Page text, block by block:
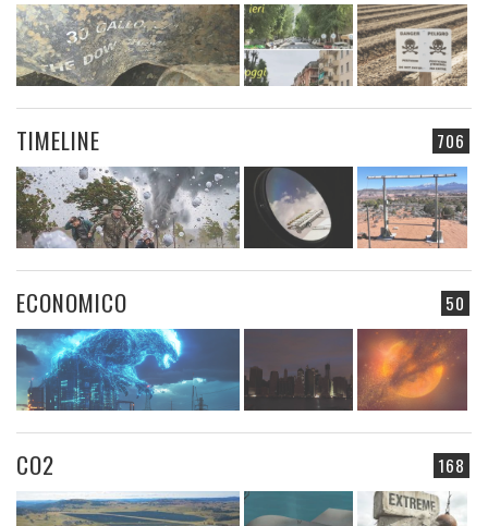
706
TIMELINE
50
ECONOMICO
168
CO2